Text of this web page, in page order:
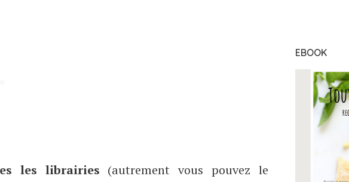
les librairies (autrement vous pouvez le
EBOOK